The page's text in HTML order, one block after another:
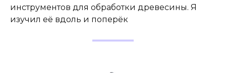
инструментов для обработки древесины. Я
изучил её вдоль и поперёк